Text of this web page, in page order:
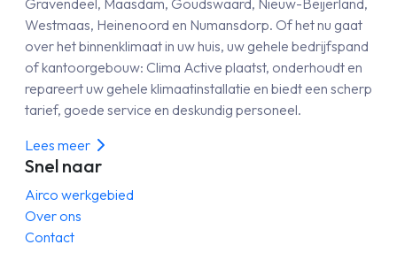
Gravendeel, Maasdam, Goudswaard, Nieuw-Beijerland,
Westmaas, Heinenoord en Numansdorp. Of het nu gaat
over het binnenklimaat in uw huis, uw gehele bedrijfspand
of kantoorgebouw: Clima Active plaatst, onderhoudt en
repareert uw gehele klimaatinstallatie en biedt een scherp
tarief, goede service en deskundig personeel.
Lees meer
Snel naar
Airco werkgebied
Over ons
Contact